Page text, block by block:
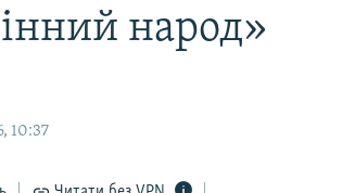
народ»
10:37